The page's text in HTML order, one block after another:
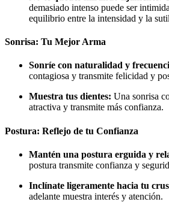
demasiado intenso puede ser
equilibrio entre la intensidad y la
Sonrisa: Tu Mejor Arma
Sonríe con naturalidad y
contagiosa y transmite felicidad y
Muestra tus dientes: Una sonrisa
atractiva y transmite más confianza.
Postura: Reflejo de tu Confianza
Mantén una postura erguida y
postura transmite confianza y
Inclínate ligeramente hacia tu
adelante muestra interés y atención.